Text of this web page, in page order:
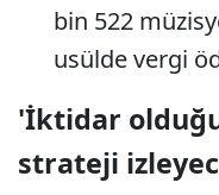
bin 522
usülde vergi
'İktidar
strateji